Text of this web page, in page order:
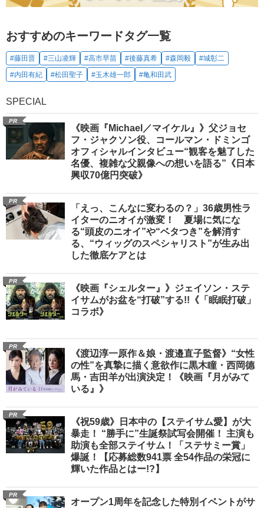
おすすめのキーワードタグ一覧
#藤田晋 #三山凌輝 #高市早苗 #後藤真希 #森岡毅
#城彰二
#内田有紀
#松田聖子 #玉木雄一郎 #亀和田武
SPECIAL
PR
《映画『Michael／マイケル』》父ジョセ
フ・ジャクソン役、コールマン・ドミンゴ
オフィシャルインタビュー“観客を魅了した
名優、複雑な父親像への想いを語る”《日本
興収70億円突破》
PR
「えっ、こんなに変わるの？」36歳男性ラ
イターのニオイが激変！ 夏場に気にな
る“頭皮のニオイ”や“ベタつき”を解消す
る、“ウィッグのスペシャリスト”が生み出
した徹底ケアとは
PR
《映画『シェルター』》ジェイソン・ステ
イサムがお盆を“打破”する!!《「眠眠打破」
コラボ》
PR
《渡辺淳一原作＆娘・渡邉直子監督》“女性
の性”を真摯に描く意欲作に黒木瞳・西岡德
馬・吉田羊が出演決定！《映画『月がみて
いる』》
PR
《祝59歳》日本中の【ステイサム愛】が大
暴走！ “勝手に”生誕祭試写会開催！ 主演も
助演も全部ステイサム！「ステサミー賞」
爆誕！【応募総数941票 全54作品の栄冠に
輝いた作品とはー!?】
PR
オープン1周年を記念した特別イベントがサ